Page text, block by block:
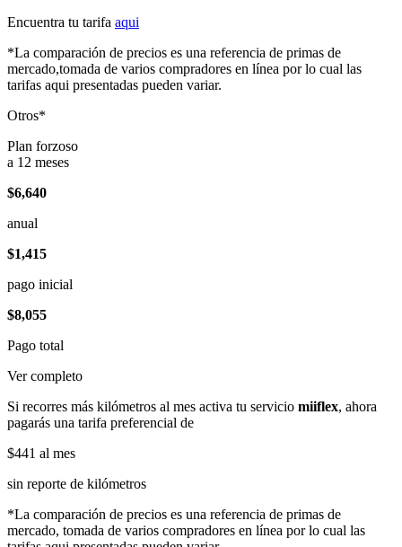
Encuentra tu tarifa aqui
*La comparación de precios es una referencia de primas de
mercado,tomada de varios compradores en línea por lo cual las
tarifas aqui presentadas pueden variar.
Otros*
Plan forzoso
a 12 meses
$6,640
anual
$1,415
pago inicial
$8,055
Pago total
Ver completo
Si recorres más kilómetros al mes activa tu servicio miiflex, ahora
pagarás una tarifa preferencial de
$441 al mes
sin reporte de kilómetros
*La comparación de precios es una referencia de primas de
mercado, tomada de varios compradores en línea por lo cual las